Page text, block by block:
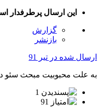
این ارسال پرطرفدار
گزارش
بازنشر
ارسال شده در تیر 91
به علت محبوبیت مبحث سئو
1
91